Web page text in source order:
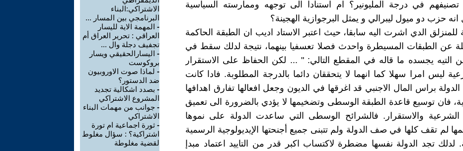
في درجة المليونير؟ ام استنادا الى توجهه وممارسته السياسية
انه حزب دو ميول ليبرالي و يمثل البرجوازية الهجينة؟
للمنزلق الدي اشرت اليه سابقا، حيث اعتبر الاستاد اديب ان الطبقة الحاكمة
عن الطبقات المسيطرة واحدث فصلا تعسفيا بينهما، نتيجة لدلك سقط في
التيه يجسده ما قاله في المقطع التالي: " ... لكن الحفاظ على الاستقرار
ليس امرا سهلا كما انهما لا يتحققان دائما بالدرجة المطلوبة. فادا كانت
الدولة براس المال الاجنبي قد اغرقها في الديون وجعل افعالها تفارق اهدافها
فان توسيع قاعدة الطبقة الوسطى وتضخيمها لا يؤدي بالضرورة الى تعميق
والاستقرار. فالشرائح الوسطى التي ساعدت الدولة على نموها
لم تقف كلها في صف الدولة ولم تتبنى جميع أجنحتها الإيديولوجية الرسمية
لدلك تجد الدولة نفسها مضطرة لاكتساب اكبر قدر من التاييد اعتماد مبدإ
الاشتراكي:البناء
البرنامجي بين المسار ...
- المهمة الاية لليسار
العراقي : تحرير العراق أم
تجفيف دجلة وال ...
- اليسارالحقيقي ويسار
بروكوست
- لماذا صوت الاوروبيون
ضد الدستور؟
- بصدد اشكالية تجديد
المشروع الاشتراكي
- جوانب من مهمات البناء
الاشتراكي
- ثورة اجماعية ام تورة
اشتراكية؟ : سؤال مغلوط
لقضية مغلوطة